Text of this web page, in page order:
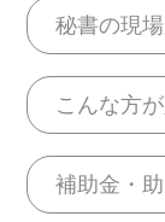
秘書の現
こんな方
補助金・